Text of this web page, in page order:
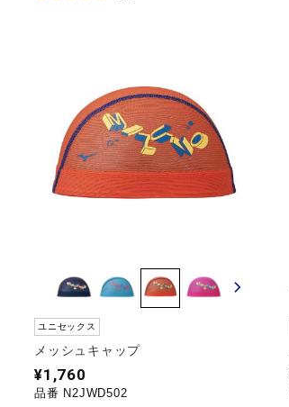
ユニセックス
メッシュキャップ
¥1,760
品番 N2JWD502